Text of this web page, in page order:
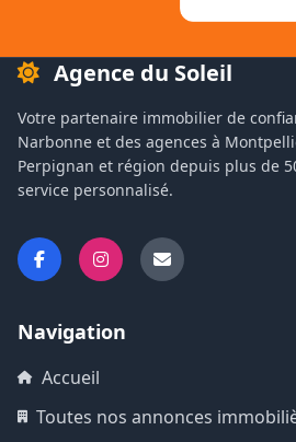
Agence du Soleil
Votre partenaire immobilier de
Narbonne et des agences à
Perpignan et région depuis plus de
service personnalisé.
Navigation
Accueil
Toutes nos annonces